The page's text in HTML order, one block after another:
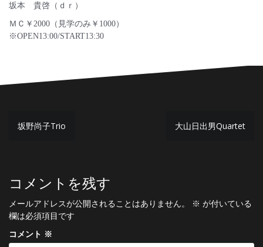
坂本 貴啓（ｄｒ）
ＭＣ￥2000（見学のみ￥1000）
※OPEN13:00/START13:30
投
ビ
ゲ
ー
シ
坂野尚子Trio 大山日出男Quartet
コメントを残す
メールアドレスが公開されることはありません。 ※ が付いている
欄は必須項目です
コメント ※